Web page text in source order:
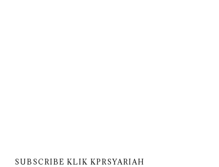
SUBSCRIBE KLIK KPRSYARIAH